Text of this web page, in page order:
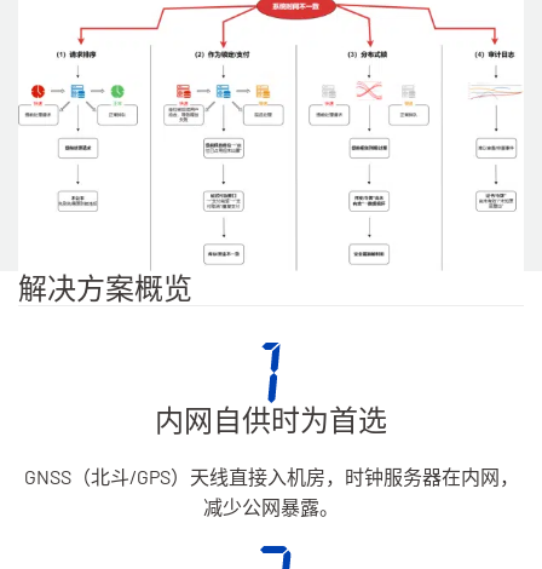
解决方案概览
内网自供时为首选
GNSS（北斗/GPS）天线直接入机房，时钟服务器在内网，
减少公网暴露。